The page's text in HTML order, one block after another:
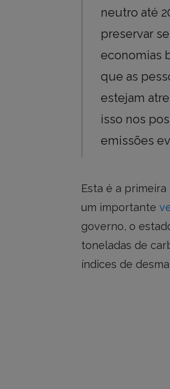
neutro até
preservar
economias
que as
estejam
isso nos
emissões
Esta é a
um importante
governo, o
toneladas de
índices de